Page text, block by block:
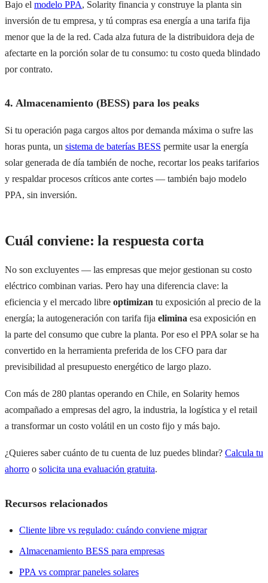
Bajo el modelo PPA, Solarity financia y construye la planta sin
inversión de tu empresa, y tú compras esa energía a una tarifa fija
menor que la de la red. Cada alza futura de la distribuidora deja de
afectarte en la porción solar de tu consumo: tu costo queda blindado
por contrato.
4. Almacenamiento (BESS) para los peaks
Si tu operación paga cargos altos por demanda máxima o sufre las
horas punta, un sistema de baterías BESS permite usar la energía
solar generada de día también de noche, recortar los peaks tarifarios
y respaldar procesos críticos ante cortes — también bajo modelo
PPA, sin inversión.
Cuál conviene: la respuesta corta
No son excluyentes — las empresas que mejor gestionan su costo
eléctrico combinan varias. Pero hay una diferencia clave: la
eficiencia y el mercado libre optimizan tu exposición al precio de la
energía; la autogeneración con tarifa fija elimina esa exposición en
la parte del consumo que cubre la planta. Por eso el PPA solar se ha
convertido en la herramienta preferida de los CFO para dar
previsibilidad al presupuesto energético de largo plazo.
Con más de 280 plantas operando en Chile, en Solarity hemos
acompañado a empresas del agro, la industria, la logística y el retail
a transformar un costo volátil en un costo fijo y más bajo.
¿Quieres saber cuánto de tu cuenta de luz puedes blindar? Calcula tu
ahorro o solicita una evaluación gratuita.
Recursos relacionados
Cliente libre vs regulado: cuándo conviene migrar
Almacenamiento BESS para empresas
PPA vs comprar paneles solares